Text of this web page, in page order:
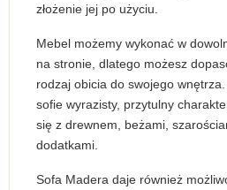
złożenie jej po użyciu.
Mebel możemy wykonać w
na stronie, dlatego możesz
rodzaj obicia do swojego
sofie wyrazisty, przytulny
się z drewnem, beżami,
dodatkami.
Sofa Madera daje również